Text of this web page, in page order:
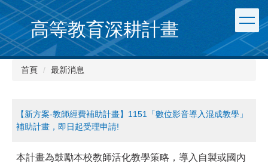
跳
到
主
要
內
高等教育深耕計畫
首頁 最新消息
【新方案-教師經費補助計畫】1151「數位影音導入混成教學」
補助計畫，即日起受理申請!
本計畫為鼓勵本校教師活化教學策略，導入自製或國內